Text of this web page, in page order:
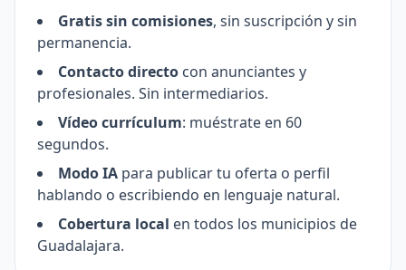
Gratis sin comisiones, sin suscripción y sin
permanencia.
Contacto directo con anunciantes y
profesionales. Sin intermediarios.
Vídeo currículum: muéstrate en 60
segundos.
Modo IA para publicar tu oferta o perfil
hablando o escribiendo en lenguaje natural.
Cobertura local en todos los municipios de
Guadalajara.